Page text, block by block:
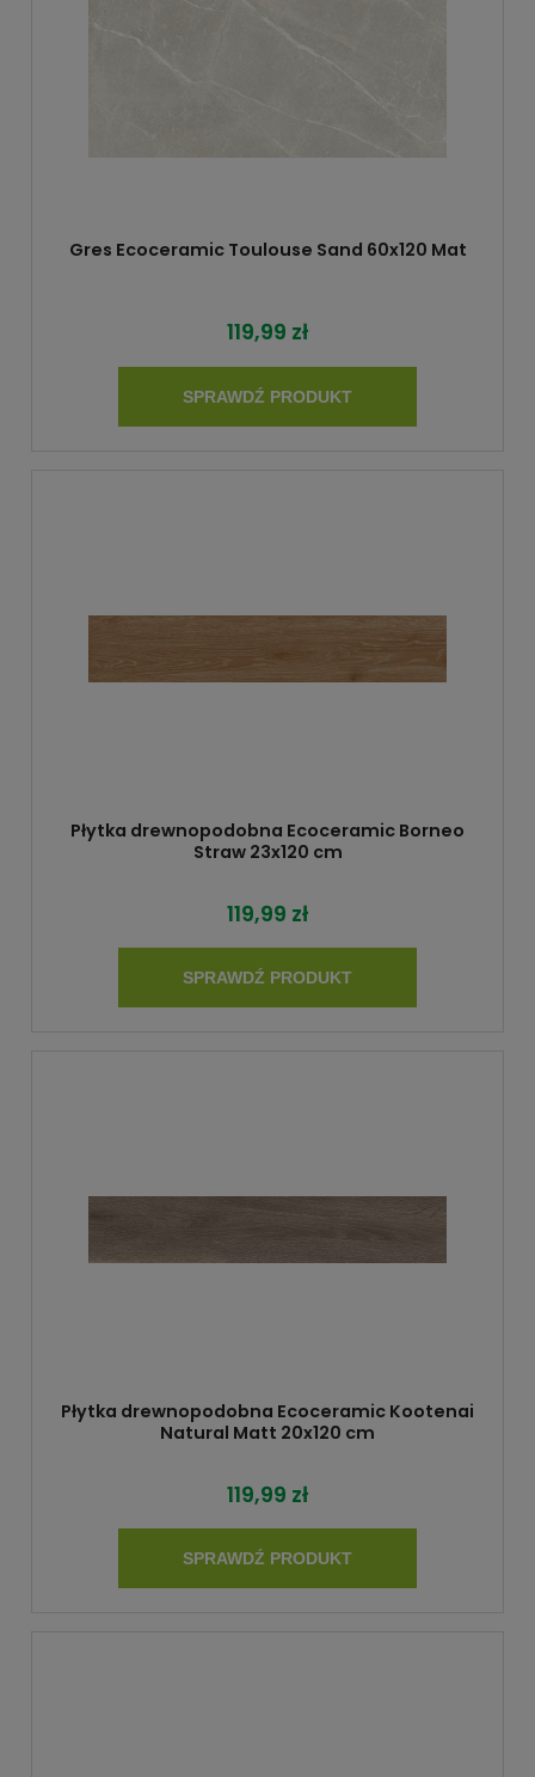
Gres Ecoceramic Toulouse Sand 60x120 Mat
119,99 zł
SPRAWDŹ PRODUKT
Płytka drewnopodobna Ecoceramic Borneo
Straw 23x120 cm
119,99 zł
SPRAWDŹ PRODUKT
Płytka drewnopodobna Ecoceramic Kootenai
Natural Matt 20x120 cm
119,99 zł
SPRAWDŹ PRODUKT